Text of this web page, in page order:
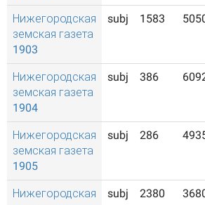
Нижегородская
земская газета
1903
subj 1583
Нижегородская
земская газета
1904
subj 386
Нижегородская
земская газета
1905
subj 286
Нижегородская
subj 2380